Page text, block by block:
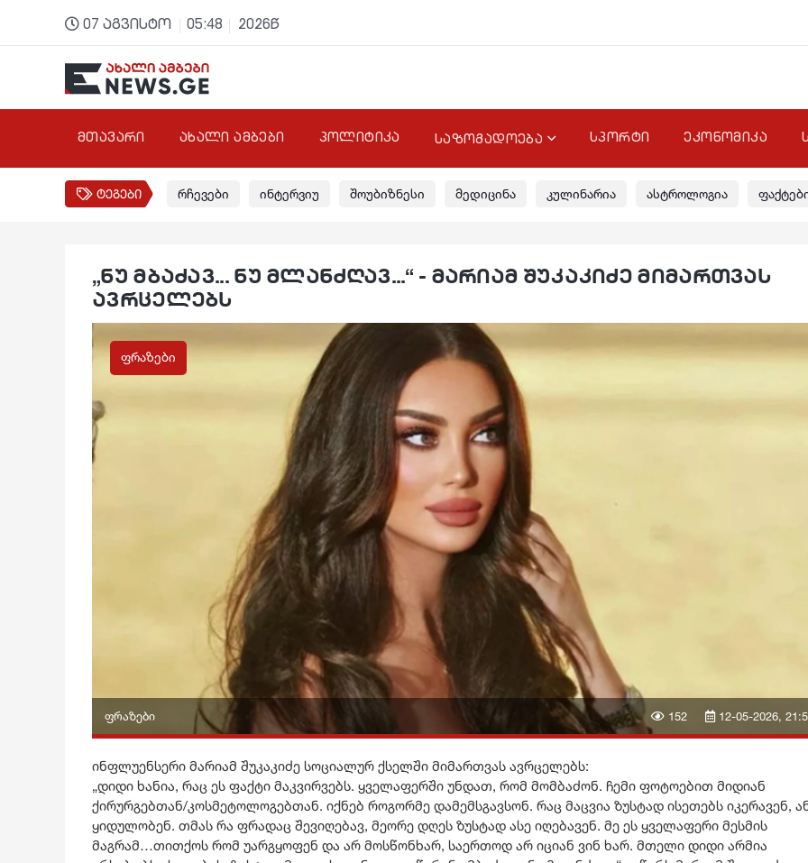
07 აგვისტო 05:48 2026წ
მთავარი ახალი ამბები პოლიტიკა საზოგადოება სპორტი ეკონომიკა
ტეგები რჩევები ინტერვიუ შოუბიზნესი მედიცინა კულინარია ასტროლოგია
„ნუ მბაძავ... ნუ მლანძღავ...“ - მარიამ შუკაკიძე მიმართვას
ავრცელებს
ფრაზები
ფრაზები 12-05-2026,
152
ინფლუენსერი მარიამ შუკაკიძე სოციალურ ქსელში მიმართვას ავრცელებს:
„დიდი ხანია, რაც ეს ფაქტი მაკვირვებს. ყველაფერში უნდათ, რომ მომბაძონ. ჩემი ფოტოებით მიდიან
ქირურგებთან/კოსმეტოლოგებთან. იქნებ როგორმე დამემსგავსონ. რაც მაცვია ზუსტად ისეთებს იკერავენ,
ყიდულობენ. თმას რა ფრადაც შევიღებავ, მეორე დღეს ზუსტად ასე იღებავენ. მე ეს ყველაფერი მესმის
მაგრამ…თითქოს რომ უარგყოფენ და არ მოსწონხარ, საერთოდ არ იციან ვინ ხარ. მთელი დიდი არმია